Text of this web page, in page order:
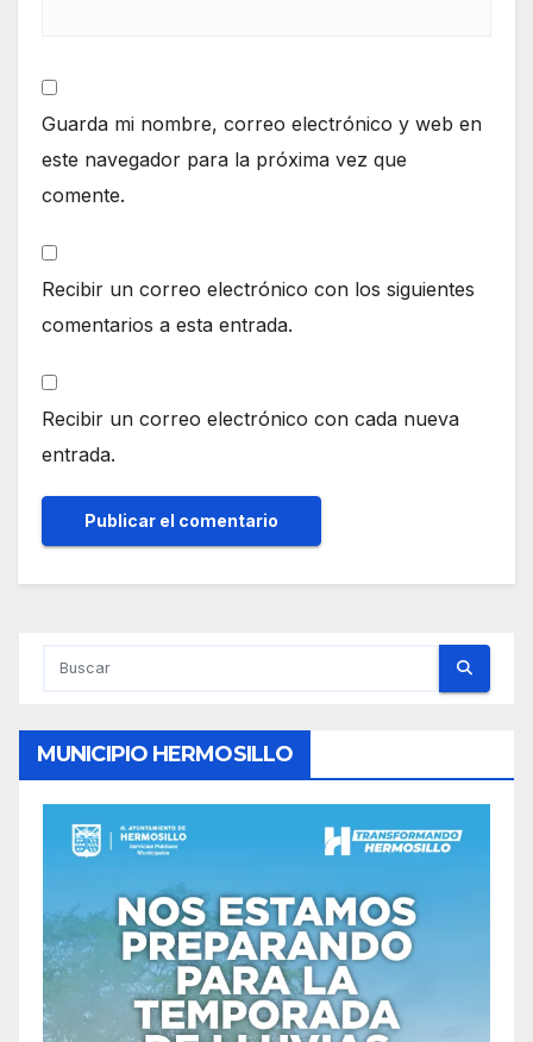
Guarda mi nombre, correo electrónico y web en
este navegador para la próxima vez que
comente.
Recibir un correo electrónico con los siguientes
comentarios a esta entrada.
Recibir un correo electrónico con cada nueva
entrada.
MUNICIPIO HERMOSILLO